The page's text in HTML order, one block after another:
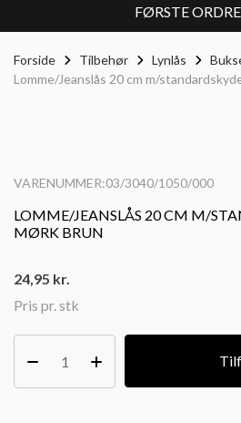
FØRSTE ORDRE
Forside Tilbehør Lynlås
Lomme/Jeanslås 20 cm m/
VARENUMMER:03/3040/1050/000
LOMME/JEANSLÅS 20 CM M/
MØRK BRUN
Pris pr. stk
24,95 kr.